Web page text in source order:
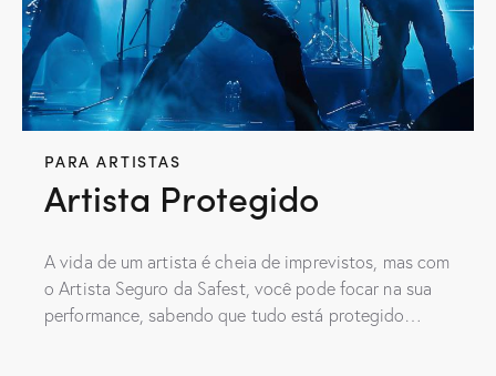
PARA ARTISTAS
Artista Protegido
A vida de um artista é cheia de imprevistos, mas com
o Artista Seguro da Safest, você pode focar na sua
performance, sabendo que tudo está protegido…